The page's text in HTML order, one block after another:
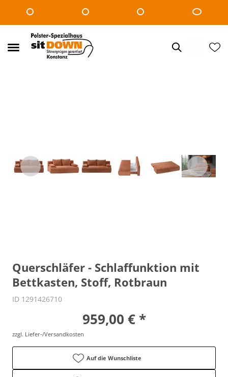
Querschläfer - Schlaffunktion mit
Bettkasten, Stoff, Rotbraun
ID 1291426710
959,00 € *
zzgl. Liefer-/Versandkosten
Auf die Wunschliste